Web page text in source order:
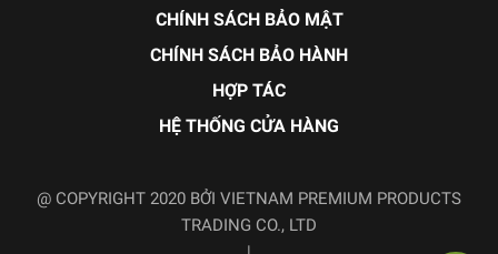
CHÍNH SÁCH BẢO MẬT
CHÍNH SÁCH BẢO HÀNH
HỢP TÁC
HỆ THỐNG CỬA HÀNG
@ COPYRIGHT 2020 BỞI VIETNAM PREMIUM PRODUCTS
TRADING CO., LTD